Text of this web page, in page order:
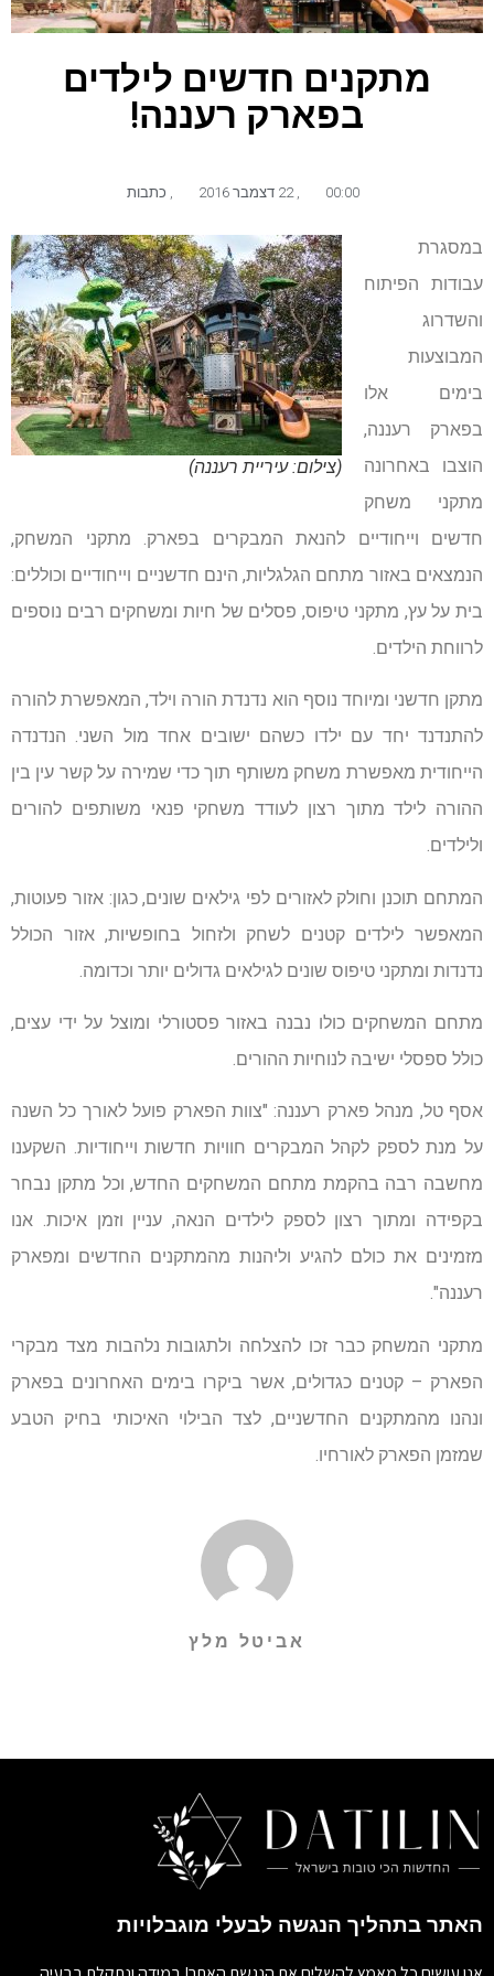
מתקנים חדשים לילדים
בפארק רעננה!
00:00 22 דצמבר 2016 כתבות
(צילום: עיריית רעננה)
במסגרת
עבודות הפיתוח
והשדרוג
המבוצעות
בימים אלו
בפארק רעננה,
הוצבו באחרונה
מתקני משחק
חדשים וייחודיים להנאת המבקרים בפארק. מתקני המשחק,
הנמצאים באזור מתחם הגלגליות, הינם חדשניים וייחודיים וכוללים:
בית על עץ, מתקני טיפוס, פסלים של חיות ומשחקים רבים נוספים
לרווחת הילדים.
מתקן חדשני ומיוחד נוסף הוא נדנדת הורה וילד, המאפשרת להורה
להתנדנד יחד עם ילדו כשהם ישובים אחד מול השני. הנדנדה
הייחודית מאפשרת משחק משותף תוך כדי שמירה על קשר עין בין
ההורה לילד מתוך רצון לעודד משחקי פנאי משותפים להורים
ולילדים.
המתחם תוכנן וחולק לאזורים לפי גילאים שונים, כגון: אזור פעוטות,
המאפשר לילדים קטנים לשחק ולזחול בחופשיות, אזור הכולל
נדנדות ומתקני טיפוס שונים לגילאים גדולים יותר וכדומה.
מתחם המשחקים כולו נבנה באזור פסטורלי ומוצל על ידי עצים,
כולל ספסלי ישיבה לנוחיות ההורים.
אסף טל, מנהל פארק רעננה: "צוות הפארק פועל לאורך כל השנה
על מנת לספק לקהל המבקרים חוויות חדשות וייחודיות. השקענו
מחשבה רבה בהקמת מתחם המשחקים החדש, וכל מתקן נבחר
בקפידה ומתוך רצון לספק לילדים הנאה, עניין וזמן איכות. אנו
מזמינים את כולם להגיע וליהנות מהמתקנים החדשים ומפארק
רעננה".
מתקני המשחק כבר זכו להצלחה ולתגובות נלהבות מצד מבקרי
הפארק – קטנים כגדולים, אשר ביקרו בימים האחרונים בפארק
ונהנו מהמתקנים החדשניים, לצד הבילוי האיכותי בחיק הטבע
שמזמן הפארק לאורחיו.
אביטל מלץ
האתר בתהליך הנגשה לבעלי מוגבלויות